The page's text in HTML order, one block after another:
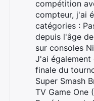
compétition
compteur, j'ai
catégories :
depuis l'âge
sur consoles
J'ai également
finale du
Super Smash
TV Game One